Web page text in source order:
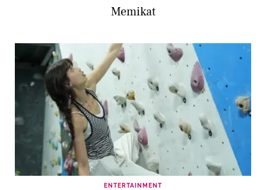
Memikat
ENTERTAINMENT